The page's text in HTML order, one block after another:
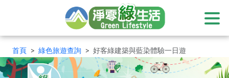
:::
首頁 綠色旅遊查詢 好客綠建築與藍染體驗一日遊